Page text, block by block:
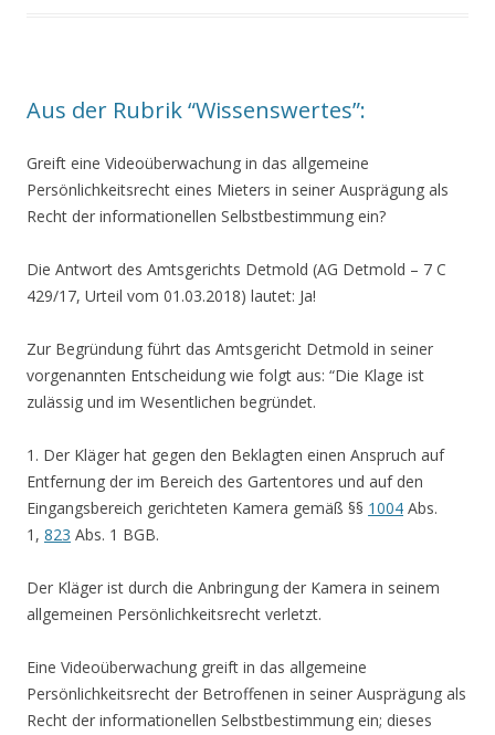
Aus der Rubrik “Wissenswertes”:
Greift eine Videoüberwachung in das allgemeine
Persönlichkeitsrecht eines Mieters in seiner Ausprägung als
Recht der informationellen Selbstbestimmung ein?
Die Antwort des Amtsgerichts Detmold (AG Detmold – 7 C
429/17, Urteil vom 01.03.2018) lautet: Ja!
Zur Begründung führt das Amtsgericht Detmold in seiner
vorgenannten Entscheidung wie folgt aus: “Die Klage ist
zulässig und im Wesentlichen begründet.
1. Der Kläger hat gegen den Beklagten einen Anspruch auf
Entfernung der im Bereich des Gartentores und auf den
Eingangsbereich gerichteten Kamera gemäß §§ 1004 Abs.
1, 823 Abs. 1 BGB.
Der Kläger ist durch die Anbringung der Kamera in seinem
allgemeinen Persönlichkeitsrecht verletzt.
Eine Videoüberwachung greift in das allgemeine
Persönlichkeitsrecht der Betroffenen in seiner Ausprägung als
Recht der informationellen Selbstbestimmung ein; dieses